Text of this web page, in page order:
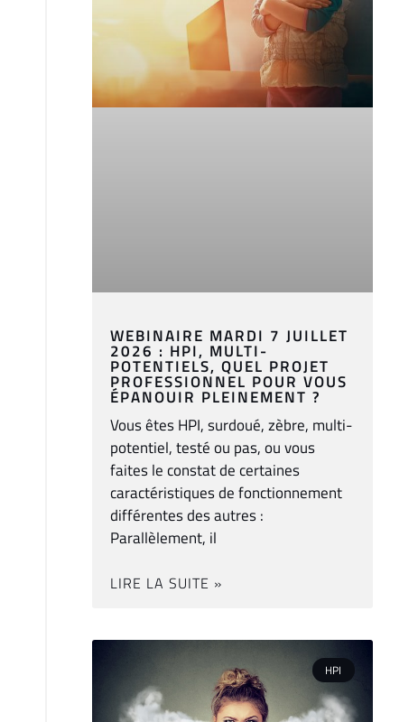
WEBINAIRE MARDI 7 JUILLET
2026 : HPI, MULTI-
POTENTIELS, QUEL PROJET
PROFESSIONNEL POUR VOUS
ÉPANOUIR PLEINEMENT ?
Vous êtes HPI, surdoué, zèbre, multi-
potentiel, testé ou pas, ou vous
faites le constat de certaines
caractéristiques de fonctionnement
différentes des autres :
Parallèlement, il
LIRE LA SUITE »
HPI